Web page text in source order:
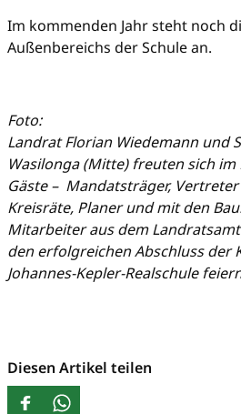
Im kommenden Jahr steht noch
Außenbereichs der Schule an.
Foto:
Landrat Florian Wiedemann und
Wasilonga (Mitte) freuten sich
Gäste – Mandatsträger,
Kreisräte, Planer und mit den
Mitarbeiter aus dem
den erfolgreichen Abschluss der
Johannes-Kepler-Realschule
Diesen Artikel teilen